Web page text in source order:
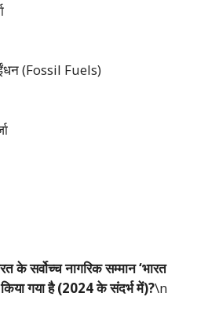
(Fossil Fuels)
के सर्वोच्च नागरिक सम्मान ‘भारत
किया गया है (2024 के संदर्भ में)?\n